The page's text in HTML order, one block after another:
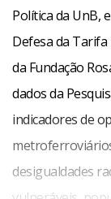
Política da UnB,
Defesa da
da Fundação
dados da
indicadores de
desigualdades